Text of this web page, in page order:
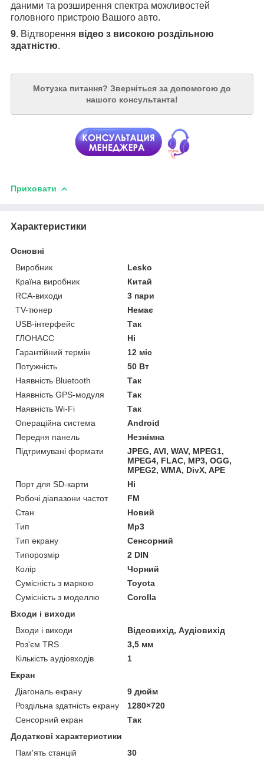
даними та розширення спектра можливостей
головного пристрою Вашого авто.
9. Відтворення відео з високою роздільною
здатністю.
Мотузка питання? Зверніться за допомогою до
нашого консультанта!
Приховати
Характеристики
Основні
Виробник
Lesko
Країна виробник
Китай
RCA-виходи
3 пари
TV-тюнер
Немає
USB-інтерфейс
Так
ГЛОНАСС
Ні
Гарантійний термін
12 міс
Потужність
50 Вт
Наявність Bluetooth
Так
Наявність GPS-модуля
Так
Наявність Wi-Fi
Так
Операційна система
Android
Передня панель
Незнімна
Підтримувані формати
JPEG, AVI, WAV, MPEG1,
MPEG4, FLAC, MP3, OGG,
MPEG2, WMA, DivX, APE
Порт для SD-карти
Ні
Робочі діапазони частот
FM
Стан
Новий
Тип
Mp3
Тип екрану
Сенсорний
Типорозмір
2 DIN
Колір
Чорний
Сумісність з маркою
Toyota
Сумісність з моделлю
Corolla
Входи і виходи
Входи і виходи
Відеовихід, Аудіовихід
Роз'єм TRS
3,5 мм
Кількість аудіовходів
1
Екран
Діагональ екрану
9 дюйм
Роздільна здатність екрану
1280×720
Сенсорний екран
Так
Додаткові характеристики
Пам'ять станцій
30